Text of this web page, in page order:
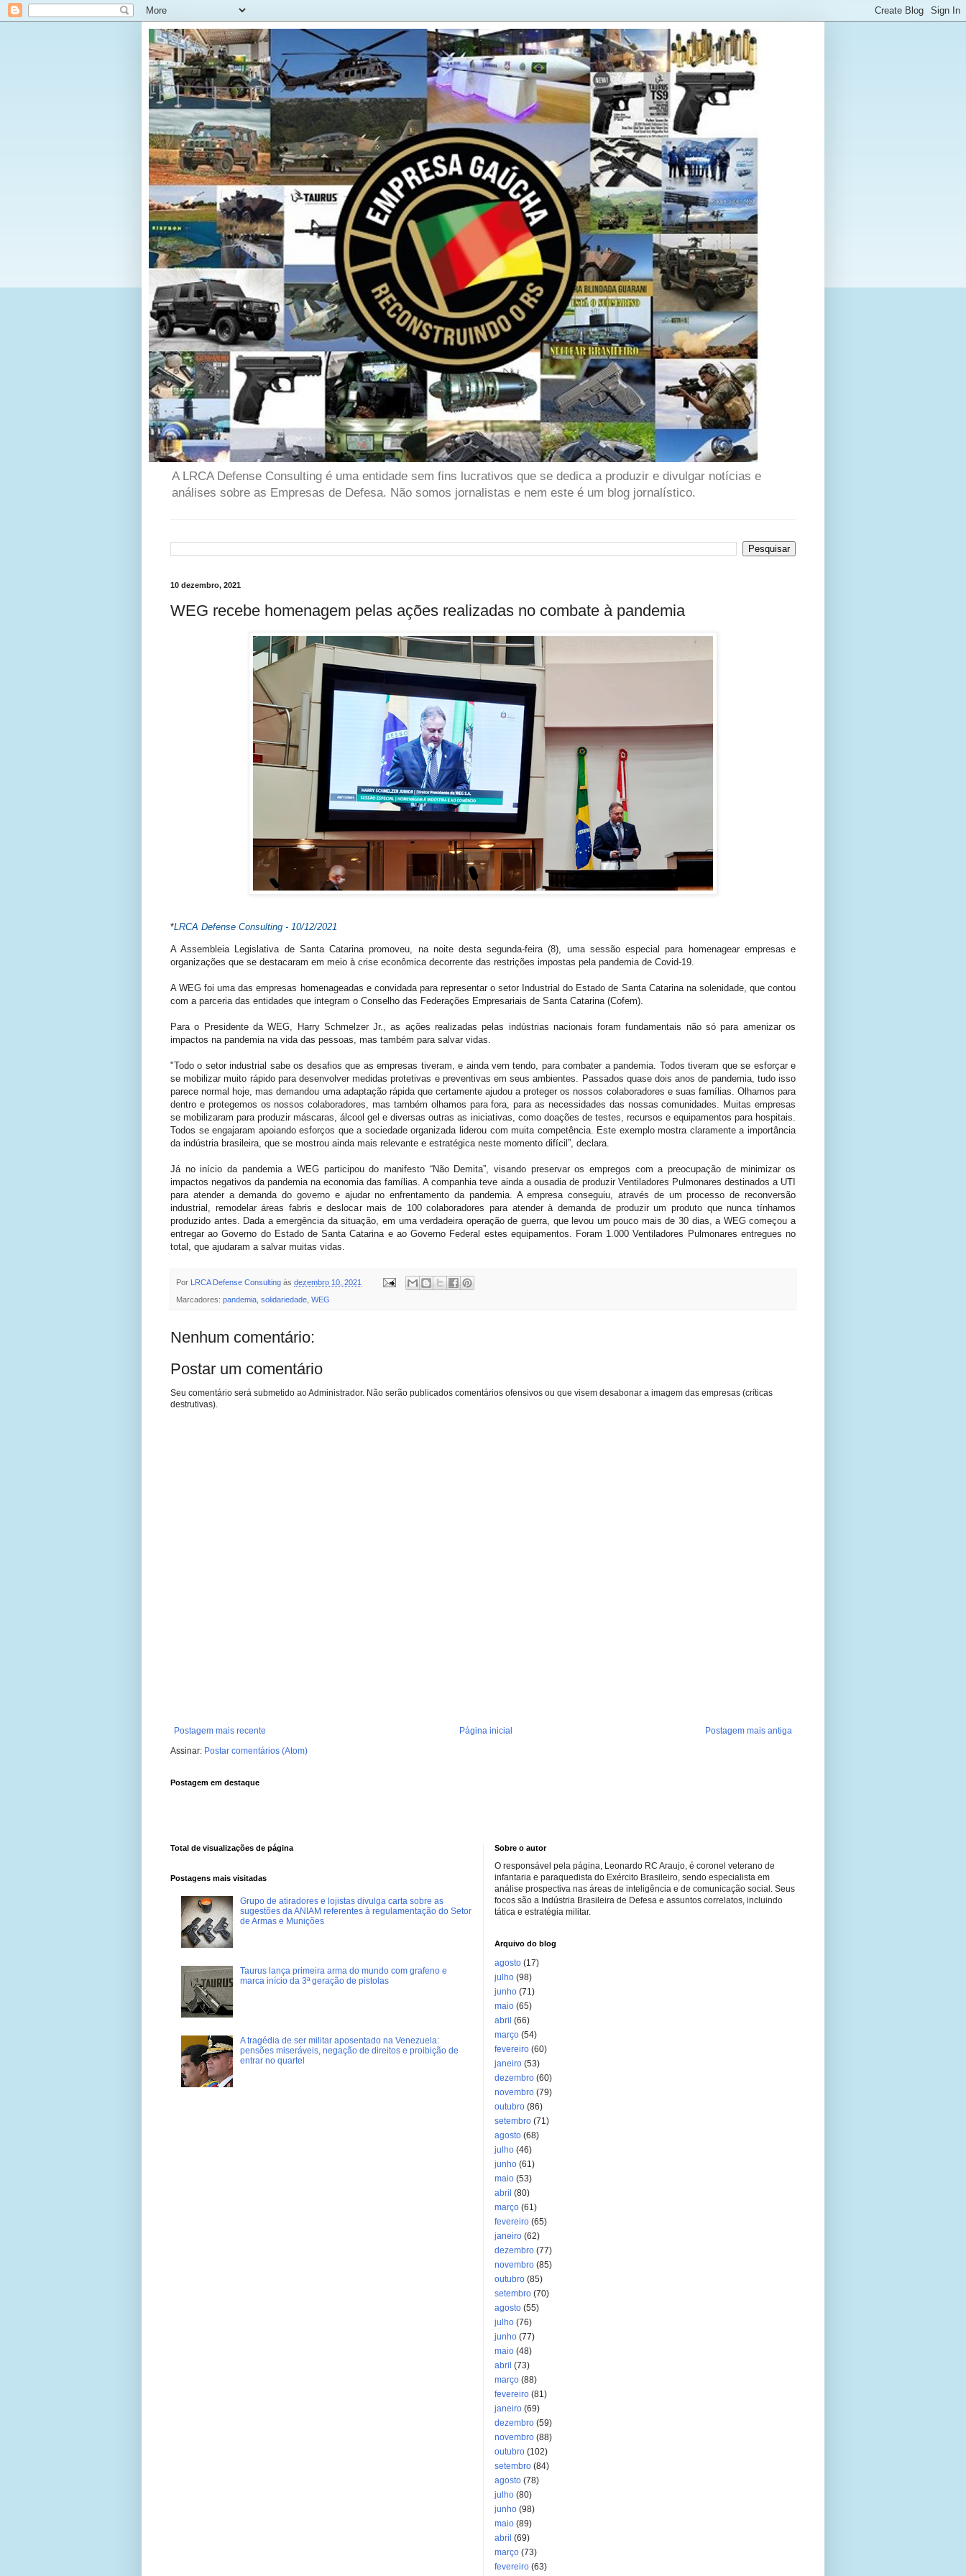
A LRCA Defense Consulting é uma entidade sem fins lucrativos que se dedica a produzir e divulgar notícias e
análises sobre as Empresas de Defesa. Não somos jornalistas e nem este é um blog jornalístico.
10 dezembro, 2021
WEG recebe homenagem pelas ações realizadas no combate à pandemia
*LRCA Defense Consulting - 10/12/2021
A Assembleia Legislativa de Santa Catarina promoveu, na noite desta segunda-feira (8), uma sessão especial para homenagear empresas e
organizações que se destacaram em meio à crise econômica decorrente das restrições impostas pela pandemia de Covid-19.
A WEG foi uma das empresas homenageadas e convidada para representar o setor Industrial do Estado de Santa Catarina na solenidade, que contou
com a parceria das entidades que integram o Conselho das Federações Empresariais de Santa Catarina (Cofem).
Para o Presidente da WEG, Harry Schmelzer Jr., as ações realizadas pelas indústrias nacionais foram fundamentais não só para amenizar os
impactos na pandemia na vida das pessoas, mas também para salvar vidas.
"Todo o setor industrial sabe os desafios que as empresas tiveram, e ainda vem tendo, para combater a pandemia. Todos tiveram que se esforçar e
se mobilizar muito rápido para desenvolver medidas protetivas e preventivas em seus ambientes. Passados quase dois anos de pandemia, tudo isso
parece normal hoje, mas demandou uma adaptação rápida que certamente ajudou a proteger os nossos colaboradores e suas famílias. Olhamos para
dentro e protegemos os nossos colaboradores, mas também olhamos para fora, para as necessidades das nossas comunidades. Muitas empresas
se mobilizaram para produzir máscaras, álcool gel e diversas outras as iniciativas, como doações de testes, recursos e equipamentos para hospitais.
Todos se engajaram apoiando esforços que a sociedade organizada liderou com muita competência. Este exemplo mostra claramente a importância
da indústria brasileira, que se mostrou ainda mais relevante e estratégica neste momento difícil”, declara.
Já no início da pandemia a WEG participou do manifesto “Não Demita”, visando preservar os empregos com a preocupação de minimizar os
impactos negativos da pandemia na economia das famílias. A companhia teve ainda a ousadia de produzir Ventiladores Pulmonares destinados a UTI
para atender a demanda do governo e ajudar no enfrentamento da pandemia. A empresa conseguiu, através de um processo de reconversão
industrial, remodelar áreas fabris e deslocar mais de 100 colaboradores para atender à demanda de produzir um produto que nunca tínhamos
produzido antes. Dada a emergência da situação, em uma verdadeira operação de guerra, que levou um pouco mais de 30 dias, a WEG começou a
entregar ao Governo do Estado de Santa Catarina e ao Governo Federal estes equipamentos. Foram 1.000 Ventiladores Pulmonares entregues no
total, que ajudaram a salvar muitas vidas.
Por LRCA Defense Consulting às dezembro 10, 2021
Marcadores: pandemia solidariedade WEG
Nenhum comentário:
Postar um comentário
Seu comentário será submetido ao Administrador. Não serão publicados comentários ofensivos ou que visem desabonar a imagem das empresas (críticas
destrutivas).
Postagem mais recente Postagem mais antiga
Página inicial
Assinar: Postar comentários (Atom)
Postagem em destaque
Total de visualizações de página
Postagens mais visitadas
Grupo de atiradores e lojistas divulga carta sobre as
sugestões da ANIAM referentes à regulamentação do Setor
de Armas e Munições
Taurus lança primeira arma do mundo com grafeno e
marca início da 3ª geração de pistolas
A tragédia de ser militar aposentado na Venezuela:
pensões miseráveis, negação de direitos e proibição de
entrar no quartel
Sobre o autor
O responsável pela página, Leonardo RC Araujo, é coronel veterano de
infantaria e paraquedista do Exército Brasileiro, sendo especialista em
análise prospectiva nas áreas de inteligência e de comunicação social. Seus
focos são a Indústria Brasileira de Defesa e assuntos correlatos, incluindo
tática e estratégia militar.
Arquivo do blog
agosto (17)
julho (98)
junho (71)
maio (65)
abril (66)
março (54)
fevereiro (60)
janeiro (53)
dezembro (60)
novembro (79)
outubro (86)
setembro (71)
agosto (68)
julho (46)
junho (61)
maio (53)
abril (80)
março (61)
fevereiro (65)
janeiro (62)
dezembro (77)
novembro (85)
outubro (85)
setembro (70)
agosto (55)
julho (76)
junho (77)
maio (48)
abril (73)
março (88)
fevereiro (81)
janeiro (69)
dezembro (59)
novembro (88)
outubro (102)
setembro (84)
agosto (78)
julho (80)
junho (98)
maio (89)
abril (69)
março (73)
fevereiro (63)